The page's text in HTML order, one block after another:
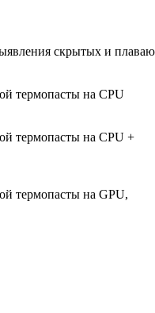
скрытых и
термопасты на CPU
термопасты на CPU +
термопасты на GPU,